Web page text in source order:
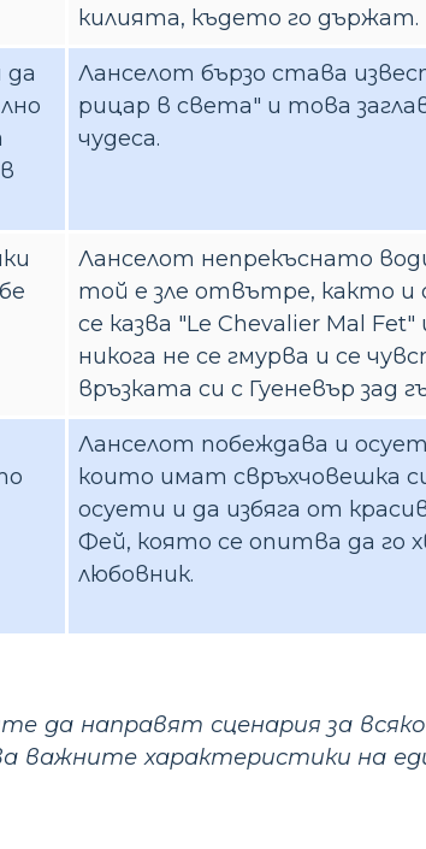
килията, където го държат.
да
Ланселот бързо става
рицар в света" и това
чудеса.
Ланселот непрекъснато
той е зле отвътре, както и
се казва "Le Chevalier Mal
никога не се гмурва и се
връзката си с Гуеневър зад
Ланселот побеждава и
които имат свръхчовешка
осуети и да избяга от
Фей, която се опитва да го
любовник.
да направят сценария за
важните характеристики на